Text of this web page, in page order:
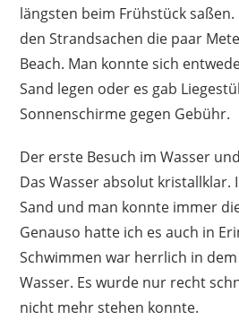
längsten beim Frühstück
den Strandsachen die paar
Beach. Man konnte sich
Sand legen oder es gab
Sonnenschirme gegen Gebühr.
Der erste Besuch im Wasser
Das Wasser absolut kristallklar.
Sand und man konnte immer
Genauso hatte ich es auch in
Schwimmen war herrlich in
Wasser. Es wurde nur recht
nicht mehr stehen konnte.